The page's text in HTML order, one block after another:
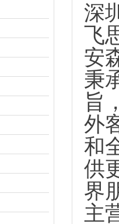
深
飞
安
秉
旨
外
和
供
界
主